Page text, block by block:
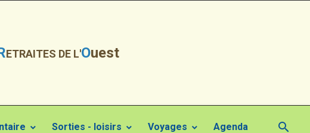
ETRAITES DE L'Ouest
Sorties - loisirs Voyages Agenda